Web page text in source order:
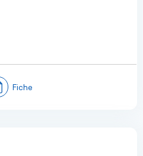
Fiche